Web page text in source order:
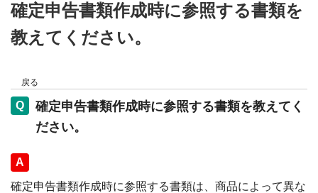
確定申告書類作成時に参照する書類を
教えてください。
戻る
確定申告書類作成時に参照する書類を教えてく
ださい。
回答
確定申告書類作成時に参照する書類は、商品によって異な